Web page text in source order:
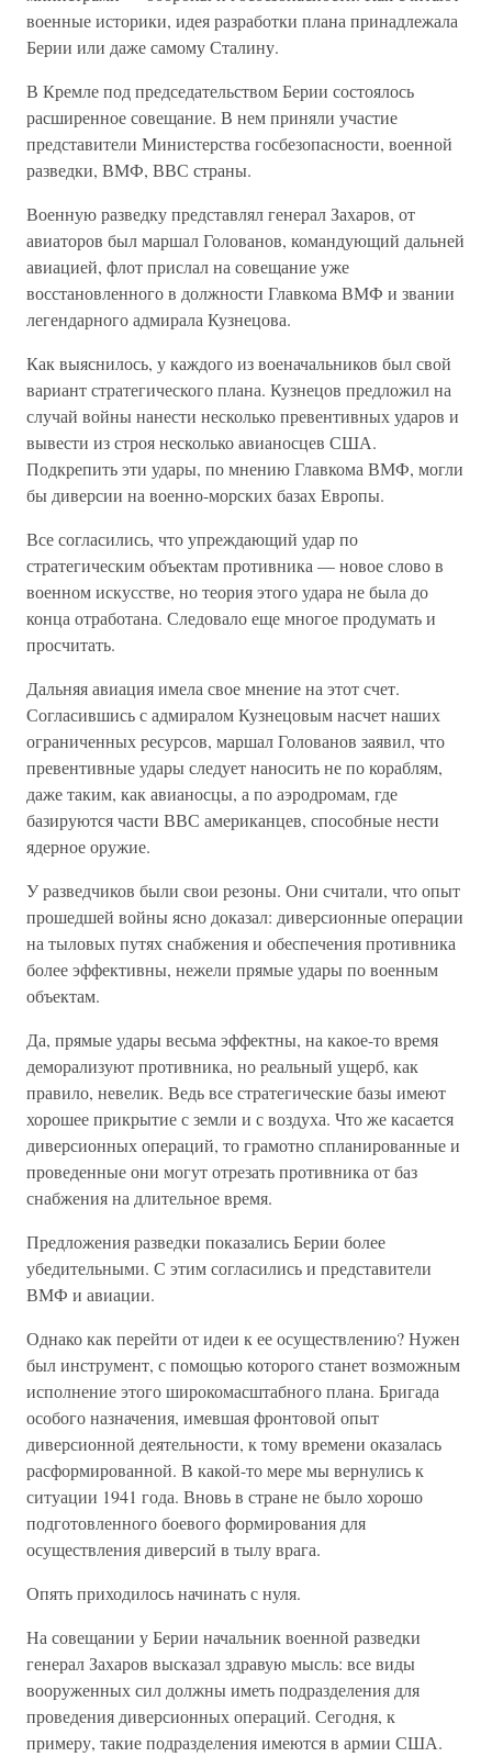
военные историки, идея разработки плана принадлежала
Берии или даже самому Сталину.
В Кремле под председательством Берии состоялось
расширенное совещание. В нем приняли участие
представители Министерства госбезопасности, военной
разведки, ВМФ, ВВС страны.
Военную разведку представлял генерал Захаров, от
авиаторов был маршал Голованов, командующий дальней
авиацией, флот прислал на совещание уже
восстановленного в должности Главкома ВМФ и звании
легендарного адмирала Кузнецова.
Как выяснилось, у каждого из военачальников был свой
вариант стратегического плана. Кузнецов предложил на
случай войны нанести несколько превентивных ударов и
вывести из строя несколько авианосцев США.
Подкрепить эти удары, по мнению Главкома ВМФ, могли
бы диверсии на военно-морских базах Европы.
Все согласились, что упреждающий удар по
стратегическим объектам противника — новое слово в
военном искусстве, но теория этого удара не была до
конца отработана. Следовало еще многое продумать и
просчитать.
Дальняя авиация имела свое мнение на этот счет.
Согласившись с адмиралом Кузнецовым насчет наших
ограниченных ресурсов, маршал Голованов заявил, что
превентивные удары следует наносить не по кораблям,
даже таким, как авианосцы, а по аэродромам, где
базируются части ВВС американцев, способные нести
ядерное оружие.
У разведчиков были свои резоны. Они считали, что опыт
прошедшей войны ясно доказал: диверсионные операции
на тыловых путях снабжения и обеспечения противника
более эффективны, нежели прямые удары по военным
объектам.
Да, прямые удары весьма эффектны, на какое-то время
деморализуют противника, но реальный ущерб, как
правило, невелик. Ведь все стратегические базы имеют
хорошее прикрытие с земли и с воздуха. Что же касается
диверсионных операций, то грамотно спланированные и
проведенные они могут отрезать противника от баз
снабжения на длительное время.
Предложения разведки показались Берии более
убедительными. С этим согласились и представители
ВМФ и авиации.
Однако как перейти от идеи к ее осуществлению? Нужен
был инструмент, с помощью которого станет возможным
исполнение этого широкомасштабного плана. Бригада
особого назначения, имевшая фронтовой опыт
диверсионной деятельности, к тому времени оказалась
расформированной. В какой-то мере мы вернулись к
ситуации 1941 года. Вновь в стране не было хорошо
подготовленного боевого формирования для
осуществления диверсий в тылу врага.
Опять приходилось начинать с нуля.
На совещании у Берии начальник военной разведки
генерал Захаров высказал здравую мысль: все виды
вооруженных сил должны иметь подразделения для
проведения диверсионных операций. Сегодня, к
примеру, такие подразделения имеются в армии США.